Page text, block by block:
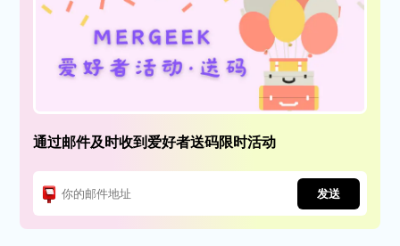
通过邮件及时收到爱好者送码限时活动
发送